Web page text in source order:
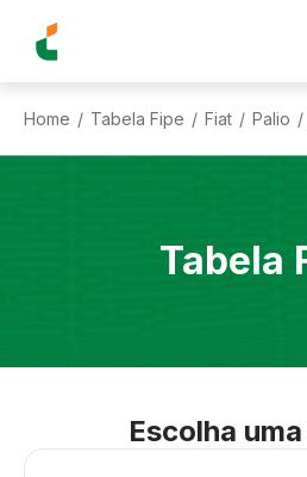
Home / Tabela Fipe / Fiat / Palio /
Tabela
Escolha